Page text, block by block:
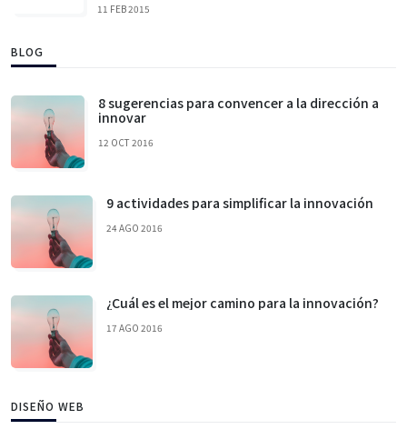
11 FEB 2015
BLOG
8 sugerencias para convencer a la dirección a
innovar
12 OCT 2016
9 actividades para simplificar la innovación
24 AGO 2016
¿Cuál es el mejor camino para la innovación?
17 AGO 2016
DISEÑO WEB